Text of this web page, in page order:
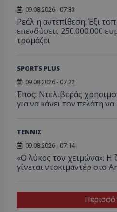
09.08.2026 - 07:33
Ρεάλ η αντεπίθεση: Έξι
επενδύσεις 250.000.000
τρομάζει
SPORTS PLUS
09.08.2026 - 07:22
Έπος: Ντελιβεράς
για να κάνει τον πελάτη
ΤΕΝΝΙΣ
09.08.2026 - 07:14
«Ο λύκος τον χειμώνα»: Η
γίνεται ντοκιμαντέρ στο